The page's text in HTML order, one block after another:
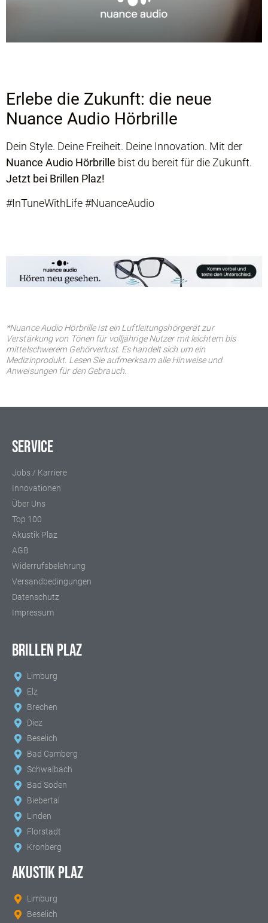
Erlebe die Zukunft: die neue
Nuance Audio Hörbrille
Dein Style. Deine Freiheit. Deine Innovation. Mit der
Nuance Audio Hörbrille bist du bereit für die Zukunft.
Jetzt bei Brillen Plaz!
#InTuneWithLife #NuanceAudio
*Nuance Audio Hörbrille ist ein Luftleitungshörgerät zur
Verstärkung von Tönen für volljährige Nutzer mit leichtem bis
mittelschwerem Gehörverlust. Es handelt sich um ein
Medizinprodukt. Lesen Sie aufmerksam alle Hinweise und
Anweisungen für den Gebrauch.
Service
Jobs / Karriere
Innovationen
Über Uns
Top 100
Akustik Plaz
AGB
Widerrufsbelehrung
Versandbedingungen
Datenschutz
Impressum
BRILLEN PLAZ
Limburg
Elz
Brechen
Diez
Beselich
Bad Camberg
Schwalbach
Bad Soden
Biebertal
Linden
Florstadt
Kronberg
AKUSTIK PLAZ
Limburg
Beselich